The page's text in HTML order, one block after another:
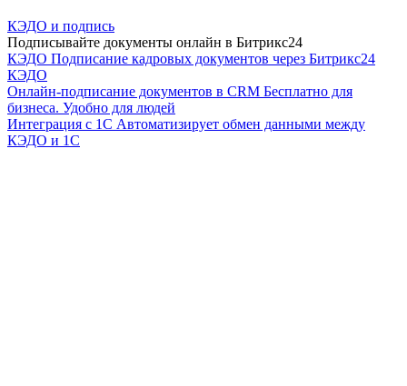
КЭДО и подпись
Подписывайте документы онлайн в Битрикс24
КЭДО Подписание кадровых документов через Битрикс24
КЭДО
Онлайн-подписание документов в CRM Бесплатно для
бизнеса. Удобно для людей
Интеграция с 1С Автоматизирует обмен данными между
КЭДО и 1С